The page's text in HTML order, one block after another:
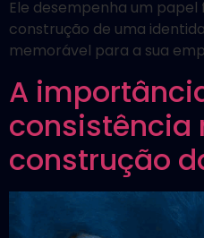
Ele desempenha um
construção de uma
memorável para a sua
A
consistência
construção